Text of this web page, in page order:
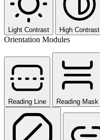
Light Contrast High Contrast
Orientation Modules
Reading Line Reading Mask